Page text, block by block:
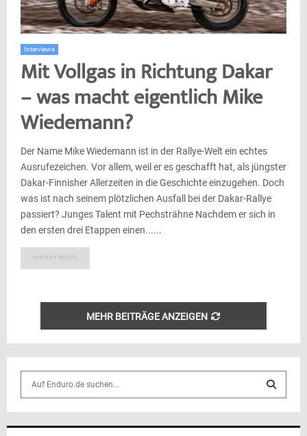
Interviews
Mit Vollgas in Richtung Dakar
– was macht eigentlich Mike
Wiedemann?
Der Name Mike Wiedemann ist in der Rallye-Welt ein echtes
Ausrufezeichen. Vor allem, weil er es geschafft hat, als jüngster
Dakar-Finnisher Allerzeiten in die Geschichte einzugehen. Doch
was ist nach seinem plötzlichen Ausfall bei der Dakar-Rallye
passiert? Junges Talent mit Pechsträhne Nachdem er sich in
den ersten drei Etappen einen......
weiterlesen
MEHR BEITRÄGE ANZEIGEN
S